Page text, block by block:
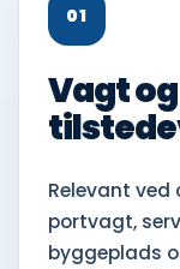
01
Vagt
Relevant
portvagt,
byggeplads